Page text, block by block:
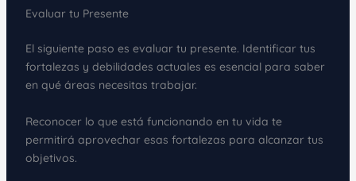
Evaluar tu Presente
El siguiente paso es evaluar tu presente. Identificar tus
fortalezas y debilidades actuales es esencial para saber
en qué áreas necesitas trabajar.
Reconocer lo que está funcionando en tu vida te
permitirá aprovechar esas fortalezas para alcanzar tus
objetivos.